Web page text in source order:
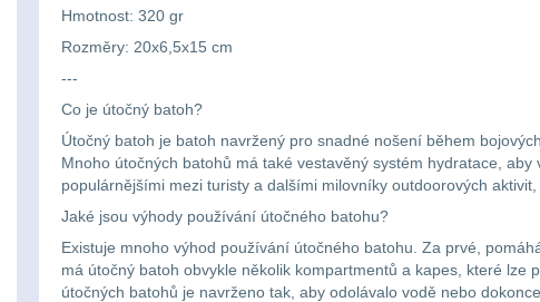
Hmotnost: 320 gr
Rozměry: 20x6,5x15 cm
---
Co je útočný batoh?
Útočný batoh je batoh navržený pro snadné nošení během
Mnoho útočných batohů má také vestavěný systém hydratace,
populárnějšími mezi turisty a dalšími milovníky outdoorových
Jaké jsou výhody používání útočného batohu?
Existuje mnoho výhod používání útočného batohu. Za prvé,
má útočný batoh obvykle několik kompartmentů a kapes, které
útočných batohů je navrženo tak, aby odolávalo vodě nebo